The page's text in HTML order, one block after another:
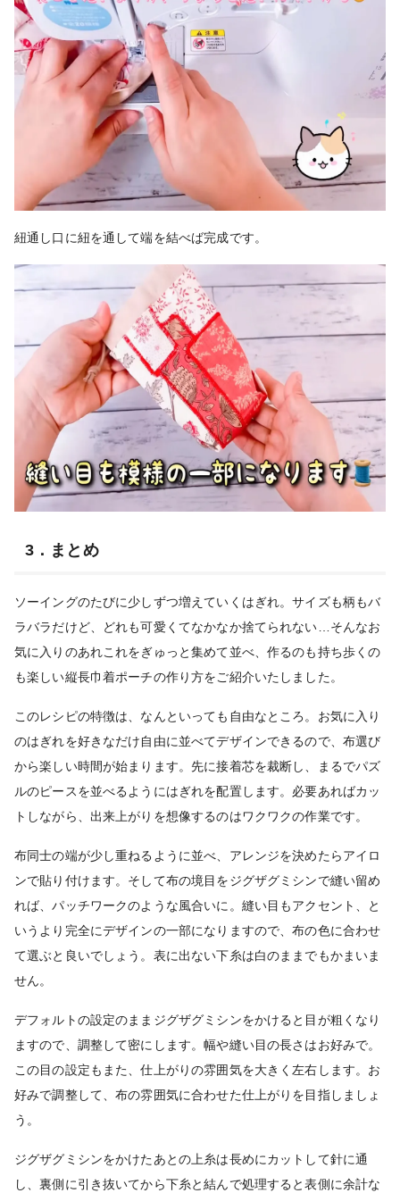
紐通し口に紐を通して端を結べば完成です。
3．まとめ
ソーイングのたびに少しずつ増えていくはぎれ。サイズも柄もバ
ラバラだけど、どれも可愛くてなかなか捨てられない…そんなお
気に入りのあれこれをぎゅっと集めて並べ、作るのも持ち歩くの
も楽しい縦長巾着ポーチの作り方をご紹介いたしました。
このレシピの特徴は、なんといっても自由なところ。お気に入り
のはぎれを好きなだけ自由に並べてデザインできるので、布選び
から楽しい時間が始まります。先に接着芯を裁断し、まるでパズ
ルのピースを並べるようにはぎれを配置します。必要あればカッ
トしながら、出来上がりを想像するのはワクワクの作業です。
布同士の端が少し重ねるように並べ、アレンジを決めたらアイロ
ンで貼り付けます。そして布の境目をジグザグミシンで縫い留め
れば、パッチワークのような風合いに。縫い目もアクセント、と
いうより完全にデザインの一部になりますので、布の色に合わせ
て選ぶと良いでしょう。表に出ない下糸は白のままでもかまいま
せん。
デフォルトの設定のままジグザグミシンをかけると目が粗くなり
ますので、調整して密にします。幅や縫い目の長さはお好みで。
この目の設定もまた、仕上がりの雰囲気を大きく左右します。お
好みで調整して、布の雰囲気に合わせた仕上がりを目指しましょ
う。
ジグザグミシンをかけたあとの上糸は長めにカットして針に通
し、裏側に引き抜いてから下糸と結んで処理すると表側に余計な